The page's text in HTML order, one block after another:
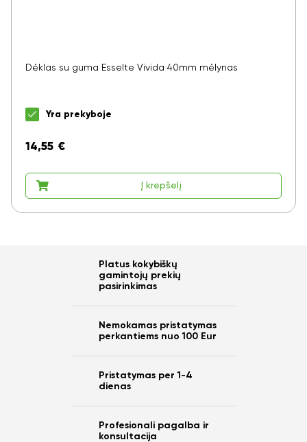
Dėklas su guma Esselte Vivida 40mm mėlynas
Yra prekyboje
14,55 €
Į krepšelį
Platus kokybiškų
gamintojų prekių
pasirinkimas
Nemokamas pristatymas
perkantiems nuo 100 Eur
Pristatymas per 1-4
dienas
Profesionali pagalba ir
konsultacija